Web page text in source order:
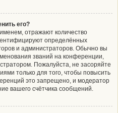
его?
отражают количество
определённых
и администраторов. Обычно вы
званий на конференции,
Пожалуйста, не засоряйте
только для того, чтобы повысить
это запрещено, и модератор
вашего счётчика сообщений.